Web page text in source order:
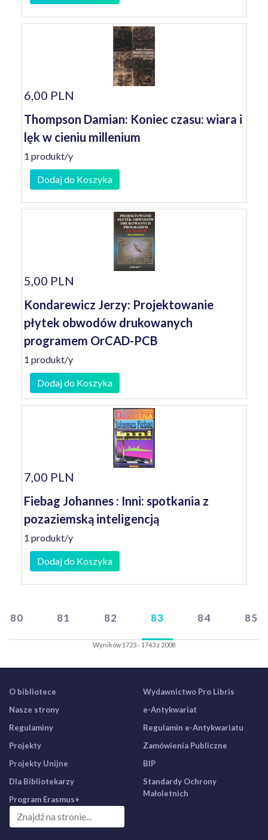
6,00 PLN
Thompson Damian: Koniec czasu: wiara i
lęk w cieniu millenium
1 produkt/y
Dodaj do Koszyka
5,00 PLN
Kondarewicz Jerzy: Projektowanie
płytek obwodów drukowanych
programem OrCAD-PCB
1 produkt/y
Dodaj do Koszyka
7,00 PLN
Fiebag Johannes : Inni: spotkania z
pozaziemską inteligencją
1 produkt/y
Dodaj do Koszyka
80 81 82 83 84 85
Wyników 1723 - 1743 z 2008
O bibliotece
Nasze strony
Regulaminy
Projekty
Projekty Unijne
Dla Bibliotekarzy
Program Erasmus+
Wydawnictwo Pro Libris
e-Antykwariat
Regulamin e-Antykwariatu
Zamówienia Publiczne
BIP
Standardy Ochrony
Małoletnich